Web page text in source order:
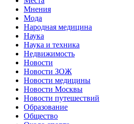
Мнения
Мода
Народная медицина
Наука
Наука и техника
Недвижимость
Новости
Новости ЗОЖ
Новости медицины
Новости Москвы
Новости путешествий
Образование
Общество